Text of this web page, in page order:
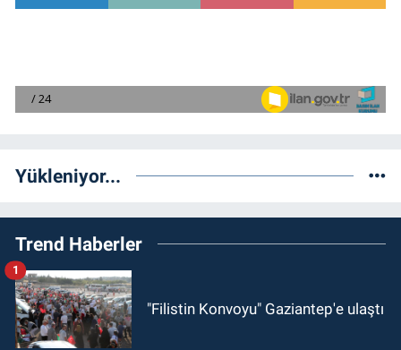
Yükleniyor...
Trend Haberler
"Filistin Konvoyu" Gaziantep'e ulaştı
1